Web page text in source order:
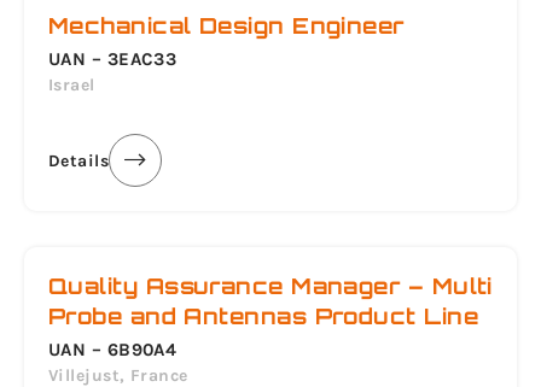
Mechanical Design Engineer
UAN – 3EAC33
Israel
Details
Quality Assurance Manager – Multi
Probe and Antennas Product Line
UAN – 6B90A4
Villejust, France